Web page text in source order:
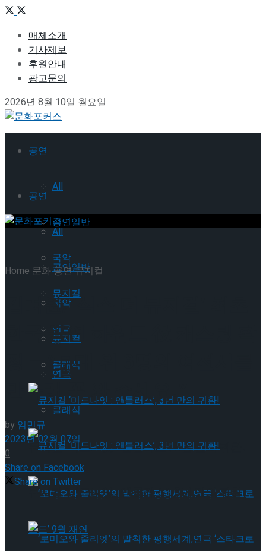
매체소개
기사제보
후원안내
광고문의
2026년 8월 10일 월요일
공연
All
공연일반
국악
뮤지컬
연극
클래식
뮤지컬 ‘미드나잇 : 앤틀러스’, 3년 만의 귀환!
공연
All
공연일반
국악
뮤지컬
연극
클래식
뮤지컬 ‘미드나잇 : 앤틀러스’, 3년 만의 귀환!
Home문화공연뮤지컬
김려원, ‘식스 더 뮤지컬’ 최초
한국 공연 하워드 役 캐스팅 확
정 – “무대 위 6명의 여전사를
만나러 꼭 와 주세요!”
by임민규
2023년 02월 07일
0
Share on Facebook
Share on Twitter